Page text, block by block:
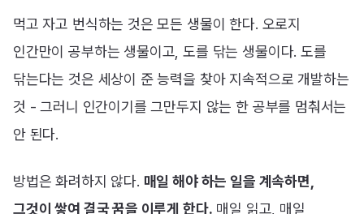
먹고 자고 번식하는 것은 모든 생물이 한다. 오로지
인간만이 공부하는 생물이고, 도를 닦는 생물이다. 도를
닦는다는 것은 세상이 준 능력을 찾아 지속적으로 개발하는
것 - 그러니 인간이기를 그만두지 않는 한 공부를 멈춰서는
안 된다.
방법은 화려하지 않다. 매일 해야 하는 일을 계속하면,
그것이 쌓여 결국 꿈을 이루게 한다. 매일 읽고, 매일